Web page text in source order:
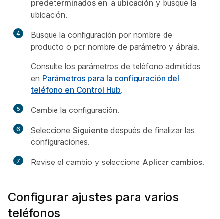
predeterminados en la ubicación y busque la
ubicación.
4
Busque la configuración por nombre de
producto o por nombre de parámetro y ábrala.
Consulte los parámetros de teléfono admitidos
en Parámetros para la configuración del
teléfono en Control Hub.
5 Cambie la configuración.
6 Seleccione Siguiente después de finalizar las
configuraciones.
7 Revise el cambio y seleccione Aplicar cambios.
Configurar ajustes para varios
teléfonos